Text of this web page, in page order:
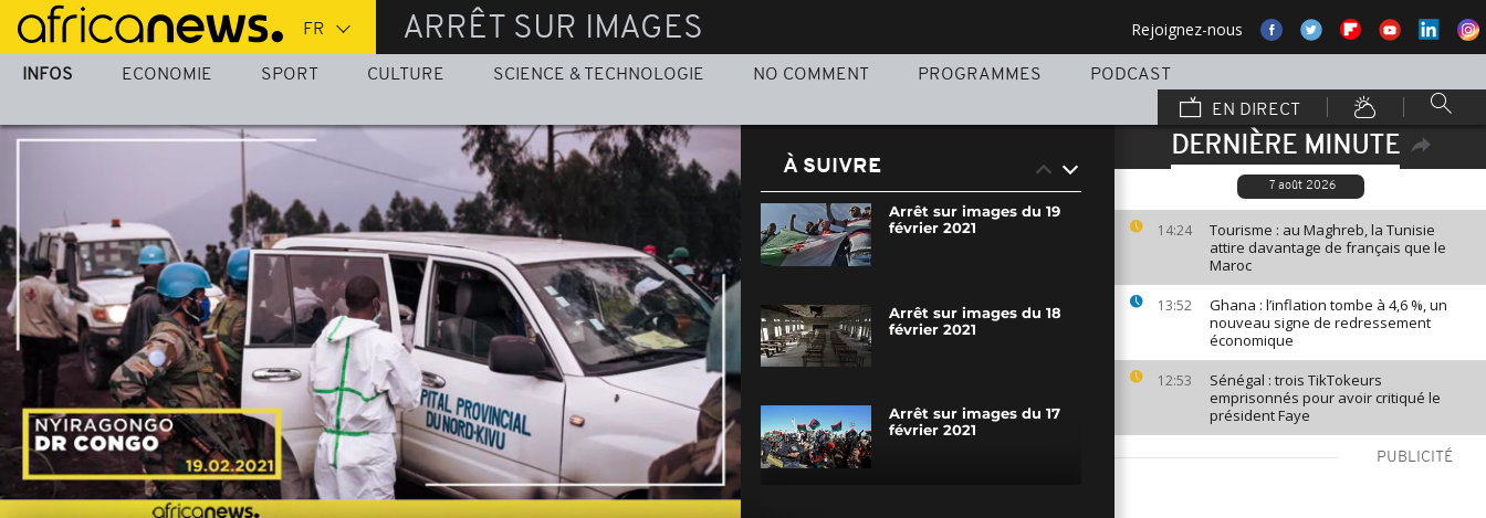
Passer
au
contenu
ARRÊT SUR IMAGES Rejoignez-nous
INFOS ECONOMIE SPORT CULTURE SCIENCE & TECHNOLOGIE NO COMMENT PROGRAMMES
PODCAST
EN DIRECT
DERNIÈRE MINUTE
7 août 2026
14:24
Tourisme : au Maghreb, la Tunisie
attire davantage de français que le
Maroc
13:52
Ghana : l’inflation tombe à 4,6 %, un
nouveau signe de redressement
économique
12:53
Sénégal : trois TikTokeurs
emprisonnés pour avoir critiqué le
président Faye
PUBLICITÉ
À SUIVRE
Arrêt sur images du 19
février 2021
Arrêt sur images du 18
février 2021
Arrêt sur images du 17
février 2021